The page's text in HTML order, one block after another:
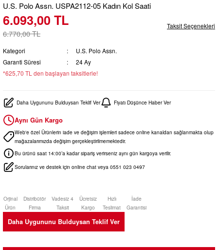
U.S. Polo Assn. USPA2112-05 Kadın Kol Saati
6.093,00 TL
6.770,00 TL
Taksit Seçenekleri
Kategori
U.S. Polo Assn.
Garanti Süresi
24 Ay
*625,70 TL den başlayan taksitlerle!
Daha Uygununu Bulduysan Teklif Ver Fiyatı Düşünce Haber Ver
Aynı Gün Kargo
Web'e özel Ürünlerin iade ve değişim işlemleri sadece online kanaldan sağlanmakta olup
mağazalarımızda değişim gerçekleştirilmemektedir.
Bu ürünü saat 14:00’a kadar sipariş verirseniz aynı gün kargoya verilir.
Sorularınız ve destek için online chat veya 0551 023 0497
Orjinal
Ürün
Distribütör
Firma
Vadesiz 4
Taksit
Ücretsiz
Kargo
Hızlı
Teslimat
İade
Garantisi
Daha Uygununu Bulduysan Teklif Ver